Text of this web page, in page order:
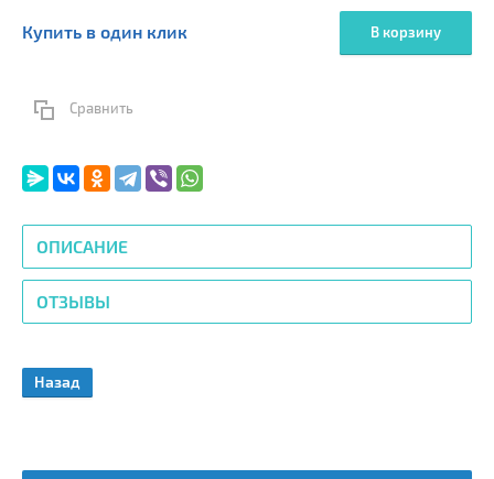
Купить в один клик В корзину
Сравнить
ОПИСАНИЕ
ОТЗЫВЫ
Назад